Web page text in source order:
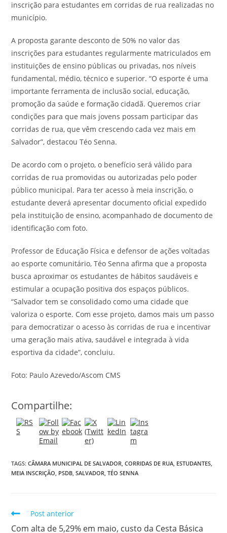
inscrição para estudantes em corridas de rua realizadas no
município.
A proposta garante desconto de 50% no valor das
inscrições para estudantes regularmente matriculados em
instituições de ensino públicas ou privadas, nos níveis
fundamental, médio, técnico e superior. “O esporte é uma
importante ferramenta de inclusão social, educação,
promoção da saúde e formação cidadã. Queremos criar
condições para que mais jovens possam participar das
corridas de rua, que vêm crescendo cada vez mais em
Salvador”, destacou Téo Senna.
De acordo com o projeto, o benefício será válido para
corridas de rua promovidas ou autorizadas pelo poder
público municipal. Para ter acesso à meia inscrição, o
estudante deverá apresentar documento oficial expedido
pela instituição de ensino, acompanhado de documento de
identificação com foto.
Professor de Educação Física e defensor de ações voltadas
ao esporte comunitário, Téo Senna afirma que a proposta
busca aproximar os estudantes de hábitos saudáveis e
estimular a ocupação positiva dos espaços públicos.
“Salvador tem se consolidado como uma cidade que
valoriza o esporte. Com esse projeto, damos mais um passo
para democratizar o acesso às corridas de rua e incentivar
uma geração mais ativa, saudável e integrada à vida
esportiva da cidade”, concluiu.
Foto: Paulo Azevedo/Ascom CMS
Compartilhe:
TAGS:CÂMARA MUNICIPAL DE SALVADOR, CORRIDAS DE RUA, ESTUDANTES,
MEIA INSCRIÇÃO, PSDB, SALVADOR, TÉO SENNA
Post anterior
Com alta de 5,29% em maio, custo da Cesta Básica